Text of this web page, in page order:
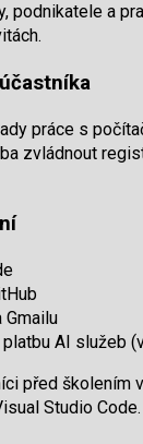
podnikatele a
práce s
zvládnout
Gmailu
AI služeb
před školením
Studio Code.